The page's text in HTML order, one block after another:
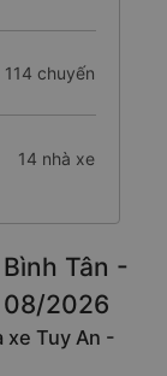
114 chuyến
14 nhà xe
Tân -
08/2026
xe Tuy An -